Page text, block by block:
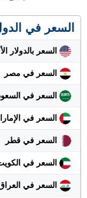
السعر في
السعر بالدولار
السعر في مصر
السعر في
السعر في
السعر في قطر
السعر في
السعر في